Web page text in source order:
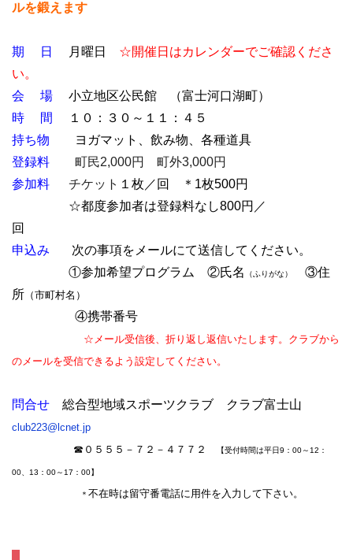
ルを鍛えます
期 日 月曜日 ☆開催日はカレンダーでご確認くださ
い。
会 場 小立地区公民館 （富士河口湖町）
時 間
１０：３０～１１：４５
持ち物 ヨガマット、飲み物、各種道具
登録料
町民2,000円 町外3,000円
参加料 チケット １枚／回 ＊1枚500円
☆都度参加者は登録料なし800円／
回
申込み 次の事項をメールにて送信してください。
①参加希望プログラム ②氏名
（ふりがな）
③住
所 （市町村名）
④携帯番号
☆メール受信後、折り返し返信いたします。クラブから
のメールを受信できるよう設定してください。
問合せ 総合型地域スポーツクラブ クラブ富士山
club223@lcnet.jp
☎０５５５－７２－４７７２
【受付時間は平日9：00～12：
00、13：00～17：00】
＊ 不在時は留守番電話に用件を入力して下さい。